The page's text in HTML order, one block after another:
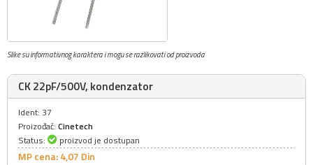
Slike su informativnog karaktera i mogu se razlikovati od proizvoda
CK 22pF/500V, kondenzator
Ident: 37
Proizođač: Cinetech
Status:
proizvod je dostupan
MP cena: 4,07 Din